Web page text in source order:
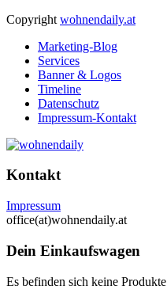
Copyright wohnendaily.at
Marketing-Blog
Services
Banner & Logos
Timeline
Datenschutz
Impressum-Kontakt
Kontakt
Impressum
office(at)wohnendaily.at
Dein Einkaufswagen
Es befinden sich keine